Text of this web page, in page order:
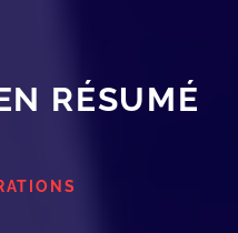
RÉSUMÉ